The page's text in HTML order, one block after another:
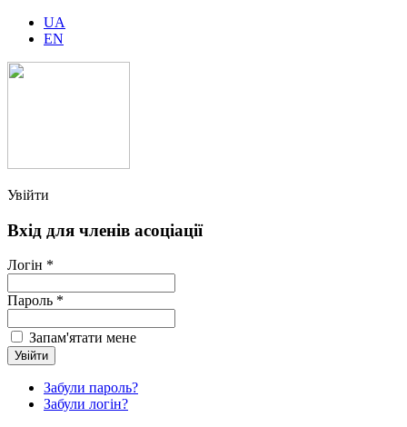
UA
EN
Увійти
Вхід для членів асоціації
Логін *
Пароль *
Запам'ятати мене
Забули пароль?
Забули логін?